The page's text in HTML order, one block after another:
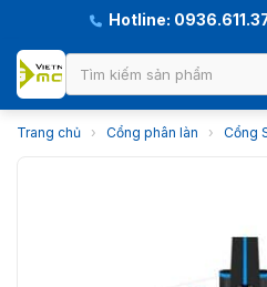
Hotline:
Trang chủ › Cổng phân làn › Cổng